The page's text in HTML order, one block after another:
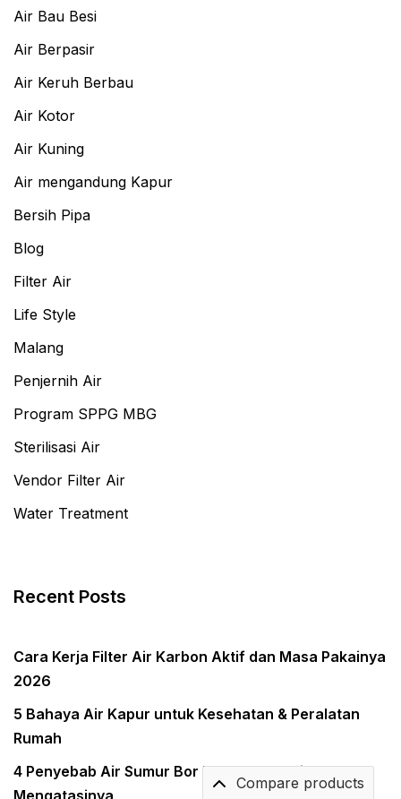
Air Bau Besi
Air Berpasir
Air Keruh Berbau
Air Kotor
Air Kuning
Air mengandung Kapur
Bersih Pipa
Blog
Filter Air
Life Style
Malang
Penjernih Air
Program SPPG MBG
Sterilisasi Air
Vendor Filter Air
Water Treatment
Recent Posts
Cara Kerja Filter Air Karbon Aktif dan Masa Pakainya
2026
5 Bahaya Air Kapur untuk Kesehatan & Peralatan
Rumah
4 Penyebab Air Sumur Bor Keruh & Solusi
Compare products